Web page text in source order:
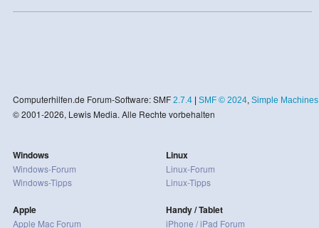
Computerhilfen.de Forum-Software: SMF 2.7.4| SMF © 2024, Simple Machines
© 2001-2026, Lewis Media. Alle Rechte vorbehalten
Windows
Windows-Forum
Windows-Tipps
Apple
Apple Mac Forum
Linux
Linux-Forum
Linux-Tipps
Handy / Tablet
iPhone / iPad Forum